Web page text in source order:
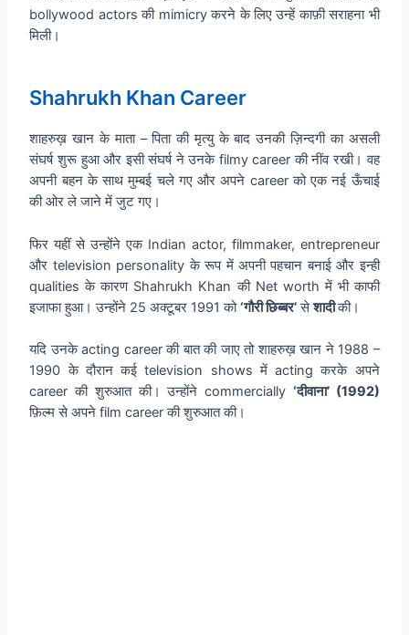
bollywood actors की mimicry करने के लिए उन्हें काफ़ी सराहना भी
मिली।
Shahrukh Khan Career
शाहरुख़ खान के माता – पिता की मृत्यु के बाद उनकी ज़िन्दगी का असली
संघर्ष शुरू हुआ और इसी संघर्ष ने उनके filmy career की नींव रखी। वह
अपनी बहन के साथ मुम्बई चले गए और अपने career को एक नई ऊँचाई
की ओर ले जाने में जुट गए।
फिर यहीं से उन्होंने एक Indian actor, filmmaker, entrepreneur
और television personality के रूप में अपनी पहचान बनाई और इन्ही
qualities के कारण Shahrukh Khan की Net worth में भी काफी
इजाफा हुआ। उन्होंने 25 अक्टूबर 1991 को‘गौरी छिब्बर’सेशादीकी।
यदि उनके acting career की बात की जाए तो शाहरुख़ खान ने 1988 –
1990 के दौरान कई television shows में acting करके अपने
career की शुरुआत की। उन्होंने commercially ‘दीवाना’ (1992)
फ़िल्म से अपने film career की शुरुआत की।